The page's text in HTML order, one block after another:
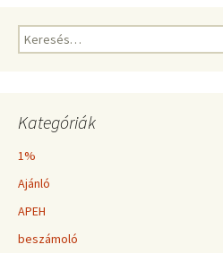
navigáció
Keresés:
Kategóriák
1%
Ajánló
APEH
beszámoló